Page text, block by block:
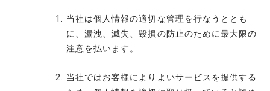
当社は個人情報の適切な管理を行なうととも
に、漏洩、滅失、毀損の防止のために最大限の
注意を払います。
当社ではお客様によりよいサービスを提供する